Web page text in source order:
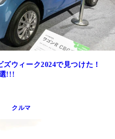
ズウィーク2024で見つけた！
!!!
クルマ